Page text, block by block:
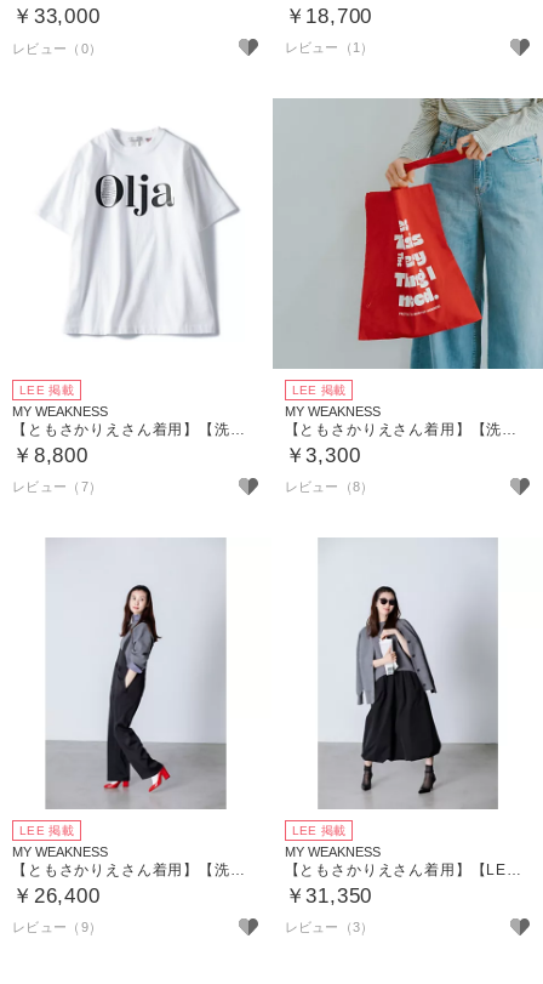
￥33,000 ￥18,700
レビュー（1）
LEE 掲載
MY WEAKNESS
【ともさかりえさん着用】【洗える】Olja T ／ プリントTEE
￥8,800
レビュー（7）
LEE 掲載
MY WEAKNESS
【ともさかりえさん着用】【洗える】Tote Eco Bag ／ トートエコバッグ
￥3,300
レビュー（8）
LEE 掲載
MY WEAKNESS
【ともさかりえさん着用】【洗える】Shaun Shirt／フリルネック プルオーバーシャツ
￥26,400
レビュー（9）
LEE 掲載
MY WEAKNESS
【ともさかりえさん着用】【LEE別注】【洗える】Luca Balloon Skirt／バルーンスカート
￥31,350
レビュー（3）